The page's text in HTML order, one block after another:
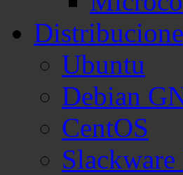
Ubuntu
Debian
CentOS